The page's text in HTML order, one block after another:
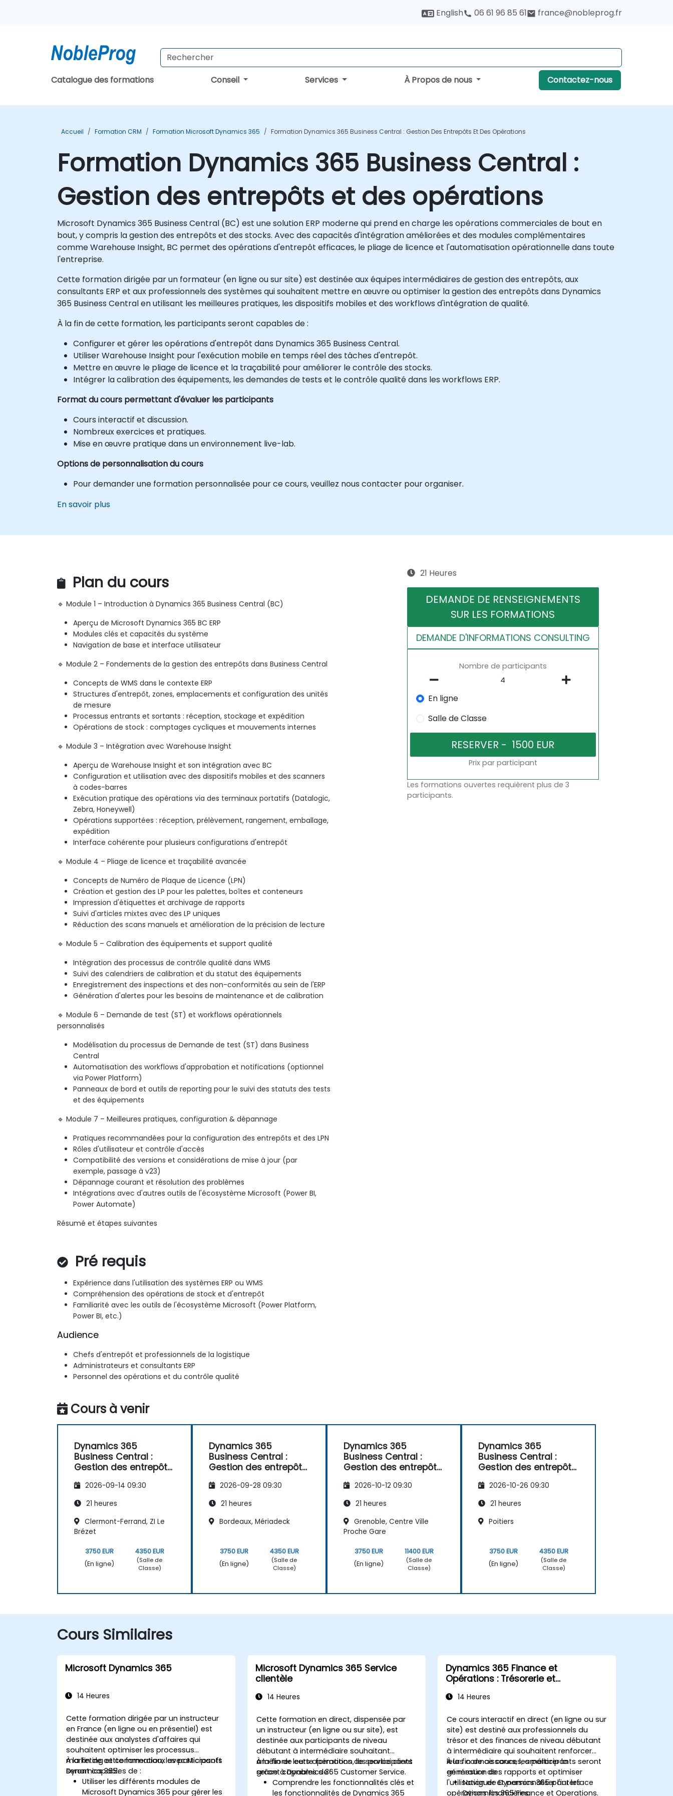
English 06 61 96 85 61 france@nobleprog.fr
Catalogue des formations Conseil Services À Propos de nous Contactez-nous
Accueil Formation CRM Formation Microsoft Dynamics 365 Formation Dynamics 365 Business Central : Gestion Des Entrepôts Et Des Opérations
Formation Dynamics 365 Business Central :
Gestion des entrepôts et des opérations
Microsoft Dynamics 365 Business Central (BC) est une solution ERP moderne qui prend en charge les opérations commerciales de bout en
bout, y compris la gestion des entrepôts et des stocks. Avec des capacités d'intégration améliorées et des modules complémentaires
comme Warehouse Insight, BC permet des opérations d'entrepôt efficaces, le pliage de licence et l'automatisation opérationnelle dans toute
l'entreprise.
Cette formation dirigée par un formateur (en ligne ou sur site) est destinée aux équipes intermédiaires de gestion des entrepôts, aux
consultants ERP et aux professionnels des systèmes qui souhaitent mettre en œuvre ou optimiser la gestion des entrepôts dans Dynamics
365 Business Central en utilisant les meilleures pratiques, les dispositifs mobiles et des workflows d'intégration de qualité.
À la fin de cette formation, les participants seront capables de :
Configurer et gérer les opérations d'entrepôt dans Dynamics 365 Business Central.
Utiliser Warehouse Insight pour l'exécution mobile en temps réel des tâches d'entrepôt.
Mettre en œuvre le pliage de licence et la traçabilité pour améliorer le contrôle des stocks.
Intégrer la calibration des équipements, les demandes de tests et le contrôle qualité dans les workflows ERP.
Format du cours permettant d'évaluer les participants
Cours interactif et discussion.
Nombreux exercices et pratiques.
Mise en œuvre pratique dans un environnement live-lab.
Options de personnalisation du cours
Pour demander une formation personnalisée pour ce cours, veuillez nous contacter pour organiser.
En savoir plus
Plan du cours
🔹 Module 1 – Introduction à Dynamics 365 Business Central (BC)
Aperçu de Microsoft Dynamics 365 BC ERP
Modules clés et capacités du système
Navigation de base et interface utilisateur
🔹 Module 2 – Fondements de la gestion des entrepôts dans Business Central
Concepts de WMS dans le contexte ERP
Structures d'entrepôt, zones, emplacements et configuration des unités
de mesure
Processus entrants et sortants : réception, stockage et expédition
Opérations de stock : comptages cycliques et mouvements internes
🔹 Module 3 – Intégration avec Warehouse Insight
Aperçu de Warehouse Insight et son intégration avec BC
Configuration et utilisation avec des dispositifs mobiles et des scanners
à codes-barres
Exécution pratique des opérations via des terminaux portatifs (Datalogic,
Zebra, Honeywell)
Opérations supportées : réception, prélèvement, rangement, emballage,
expédition
Interface cohérente pour plusieurs configurations d'entrepôt
🔹 Module 4 – Pliage de licence et traçabilité avancée
Concepts de Numéro de Plaque de Licence (LPN)
Création et gestion des LP pour les palettes, boîtes et conteneurs
Impression d'étiquettes et archivage de rapports
Suivi d'articles mixtes avec des LP uniques
Réduction des scans manuels et amélioration de la précision de lecture
🔹 Module 5 – Calibration des équipements et support qualité
Intégration des processus de contrôle qualité dans WMS
Suivi des calendriers de calibration et du statut des équipements
Enregistrement des inspections et des non-conformités au sein de l'ERP
Génération d'alertes pour les besoins de maintenance et de calibration
🔹 Module 6 – Demande de test (ST) et workflows opérationnels
personnalisés
Modélisation du processus de Demande de test (ST) dans Business
Central
Automatisation des workflows d'approbation et notifications (optionnel
via Power Platform)
Panneaux de bord et outils de reporting pour le suivi des statuts des tests
et des équipements
🔹 Module 7 – Meilleures pratiques, configuration & dépannage
Pratiques recommandées pour la configuration des entrepôts et des LPN
Rôles d'utilisateur et contrôle d'accès
Compatibilité des versions et considérations de mise à jour (par
exemple, passage à v23)
Dépannage courant et résolution des problèmes
Intégrations avec d'autres outils de l'écosystème Microsoft (Power BI,
Power Automate)
Résumé et étapes suivantes
Pré requis
Expérience dans l'utilisation des systèmes ERP ou WMS
Compréhension des opérations de stock et d'entrepôt
Familiarité avec les outils de l'écosystème Microsoft (Power Platform,
Power BI, etc.)
Audience
Chefs d'entrepôt et professionnels de la logistique
Administrateurs et consultants ERP
Personnel des opérations et du contrôle qualité
21 Heures
DEMANDE DE RENSEIGNEMENTS
SUR LES FORMATIONS
DEMANDE D'INFORMATIONS CONSULTING
Nombre de participants
En ligne
Salle de Classe
Prix par participant
Les formations ouvertes requièrent plus de 3
participants.
Cours à venir
Dynamics 365
Business Central :
Gestion des entrepôts
2026-09-14 09:30
21 heures
Clermont-Ferrand, ZI Le
Brézet
3750 EUR
(En ligne)
4350 EUR
(Salle de
Classe)
Dynamics 365
Business Central :
Gestion des entrepôts
2026-09-28 09:30
21 heures
Bordeaux, Mériadeck
3750 EUR
(En ligne)
4350 EUR
(Salle de
Classe)
Dynamics 365
Business Central :
Gestion des entrepôts
2026-10-12 09:30
21 heures
Grenoble, Centre Ville
Proche Gare
3750 EUR
(En ligne)
11400 EUR
(Salle de
Classe)
Dynamics 365
Business Central :
Gestion des entrepôts
2026-10-26 09:30
21 heures
Poitiers
3750 EUR
(En ligne)
4350 EUR
(Salle de
Classe)
Cours Similaires
Microsoft Dynamics 365
14 Heures
Cette formation dirigée par un instructeur
en France (en ligne ou en présentiel) est
destinée aux analystes d'affaires qui
souhaitent optimiser les processus
marketing et commerciaux avec Microsoft
Dynamics 365.
À la fin de cette formation, les participants
seront capables de :
Utiliser les différents modules de
Microsoft Dynamics 365 pour gérer les
Microsoft Dynamics 365 Service
clientèle
14 Heures
Cette formation en direct, dispensée par
un instructeur (en ligne ou sur site), est
destinée aux participants de niveau
débutant à intermédiaire souhaitant
améliorer leurs opérations de service client
grâce à Dynamics 365 Customer Service.
À la fin de cette formation, les participants
seront capables de :
Comprendre les fonctionnalités clés et
les fonctionnalités de Dynamics 365
Dynamics 365 Finance et
Opérations : Trésorerie et
14 Heures
Ce cours interactif en direct (en ligne ou sur
site) est destiné aux professionnels du
trésor et des finances de niveau débutant
à intermédiaire qui souhaitent renforcer
leurs connaissances, améliorer la
génération des rapports et optimiser
l'utilisation de Dynamics 365 pour les
opérations financières.
À la fin de ce cours, les participants seront
en mesure de :
Naviguer et personnaliser l'interface
Dynamics 365 Finance et Operations.